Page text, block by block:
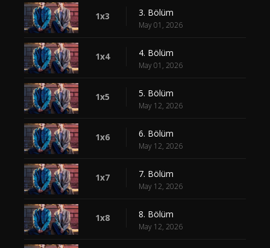
1x3 3. Bölüm
May 01, 2026
1x4 4. Bölüm
May 01, 2026
1x5 5. Bölüm
May 12, 2026
1x6 6. Bölüm
May 12, 2026
1x7 7. Bölüm
May 12, 2026
1x8 8. Bölüm
May 12, 2026